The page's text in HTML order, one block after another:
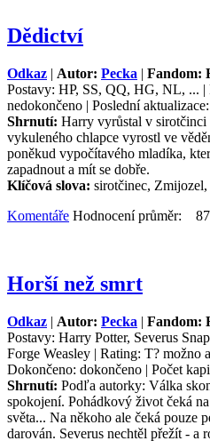
Dědictví
Odkaz | Autor: Pecka | Fandom:
Postavy: HP, SS, QQ, HG, NL, ... |
nedokončeno | Poslední
Shrnutí: Harry vyrůstal v sirotčinci
vykuleného chlapce vyrostl ve
poněkud vypočítavého mladíka,
zapadnout a mít se dobře.
Klíčová slova: sirotčinec,
Komentáře Hodnocení průměr:
Horší než smrt
Odkaz | Autor: Pecka | Fandom:
Postavy: Harry Potter, Severus
Forge Weasley | Rating: T? možno
Dokončeno: dokončeno | Počet
Shrnutí: Podľa autorky: Válka
spokojení. Pohádkový život čeká
světa... Na někoho ale čeká pouze
darován. Severus nechtěl přežít - a